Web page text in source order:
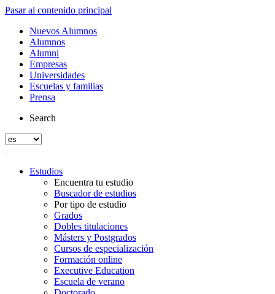
Pasar al contenido principal
Nuevos Alumnos
Alumnos
Alumni
Empresas
Universidades
Escuelas y familias
Prensa
Search
Estudios
Encuentra tu estudio
Buscador de estudios
Por tipo de estudio
Grados
Dobles titulaciones
Másters y Postgrados
Cursos de especialización
Formación online
Executive Education
Escuela de verano